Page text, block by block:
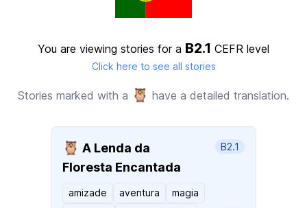
You are viewing stories for a B2.1 CEFR level
Click here to see all stories
Stories marked with a 🦉 have a detailed translation.
🦉 A Lenda da
Floresta Encantada
B2.1
amizade aventura
magia